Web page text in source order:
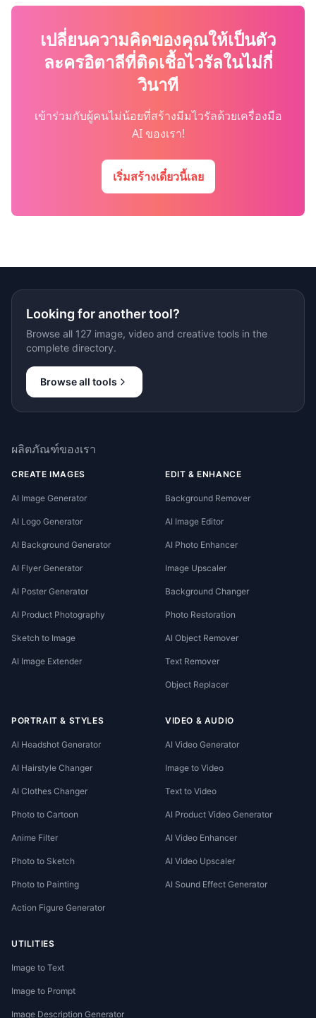
เปลี่ยนความคิดของคุณให้เป็นตัว
ละครอิตาลีที่ติดเชื้อไวรัลในไม่กี่
วินาที
เข้าร่วมกับผู้คนไม่น้อยที่สร้างมีมไวรัลด้วยเครื่องมือ
AI ของเรา!
เริ่มสร้างเดี๋ยวนี้เลย
Looking for another tool?
Browse all 127 image, video and creative tools in the
complete directory.
Browse all tools
ผลิตภัณฑ์ของเรา
CREATE IMAGES
AI Image Generator
AI Logo Generator
AI Background Generator
AI Flyer Generator
AI Poster Generator
AI Product Photography
Sketch to Image
AI Image Extender
EDIT & ENHANCE
Background Remover
AI Image Editor
AI Photo Enhancer
Image Upscaler
Background Changer
Photo Restoration
AI Object Remover
Text Remover
Object Replacer
PORTRAIT & STYLES
AI Headshot Generator
AI Hairstyle Changer
AI Clothes Changer
Photo to Cartoon
Anime Filter
Photo to Sketch
Photo to Painting
Action Figure Generator
VIDEO & AUDIO
AI Video Generator
Image to Video
Text to Video
AI Product Video Generator
AI Video Enhancer
AI Video Upscaler
AI Sound Effect Generator
UTILITIES
Image to Text
Image to Prompt
Image Description Generator